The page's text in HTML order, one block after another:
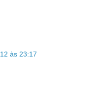
às 23:17